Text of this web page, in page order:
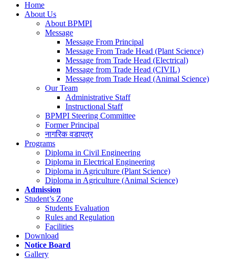
Home
About Us
About BPMPI
Message
Message From Principal
Message From Trade Head (Plant Science)
Message from Trade Head (Electrical)
Message from Trade Head (CIVIL)
Message from Trade Head (Animal Science)
Our Team
Administrative Staff
Instructional Staff
BPMPI Steering Committee
Former Principal
नागरिक वडापत्र
Programs
Diploma in Civil Engineering
Diploma in Electrical Engineering
Diploma in Agriculture (Plant Science)
Diploma in Agriculture (Animal Science)
Admission
Student’s Zone
Students Evaluation
Rules and Regulation
Facilities
Download
Notice Board
Gallery